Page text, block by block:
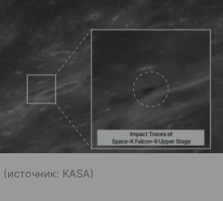
источник: KASA